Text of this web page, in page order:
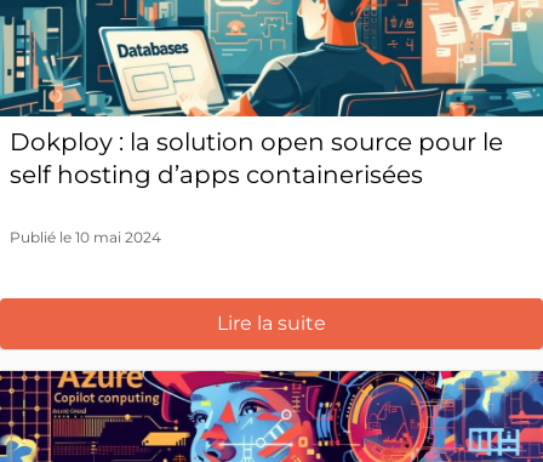
Dokploy : la solution open source pour le
self hosting d’apps containerisées
Publié le 10 mai 2024
Lire la suite